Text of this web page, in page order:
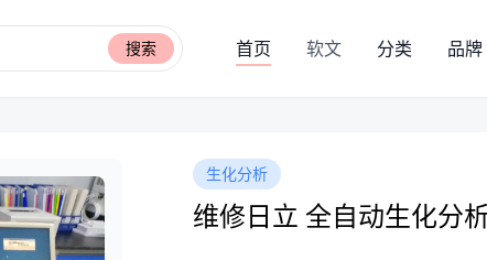
搜索 首页 软文 分类 品牌
生化分析
维修日立 全自动生化分